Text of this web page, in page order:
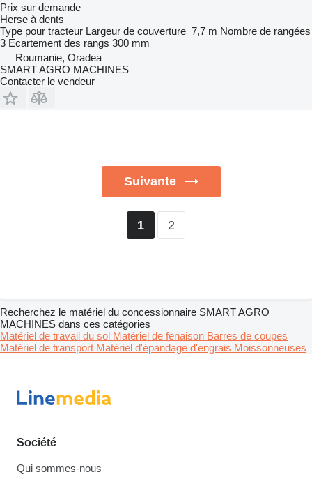
Prix sur demande
Herse à dents
Type pour tracteur Largeur de couverture 7,7 m Nombre de rangées
3 Écartement des rangs 300 mm
Roumanie, Oradea
SMART AGRO MACHINES
Contacter le vendeur
Suivante
1 2
Recherchez le matériel du concessionnaire SMART AGRO
MACHINES dans ces catégories
Matériel de travail du sol Matériel de fenaison Barres de coupes
Matériel de transport Matériel d'épandage d'engrais Moissonneuses
Société
Qui sommes-nous